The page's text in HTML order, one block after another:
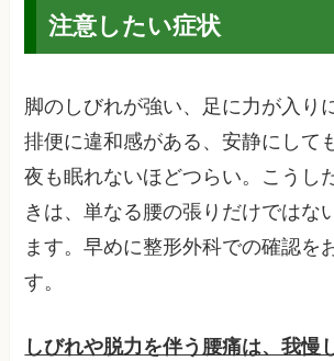
注意したい症状
脚のしびれが強い、足に力が入り
排便に違和感がある、安静にして
夜も眠れないほどつらい。こうし
きは、単なる腰の張りだけではな
ます。早めに整形外科での確認を
す。
しびれや脱力を伴う腰痛は、我慢